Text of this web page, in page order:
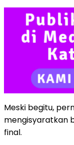
Meski begitu,
mengisyaratkan
final.